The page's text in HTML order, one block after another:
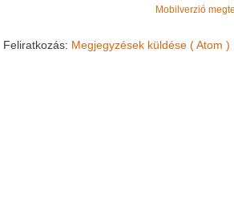
Mobilverzió
Feliratkozás: Megjegyzések küldése ( Atom )